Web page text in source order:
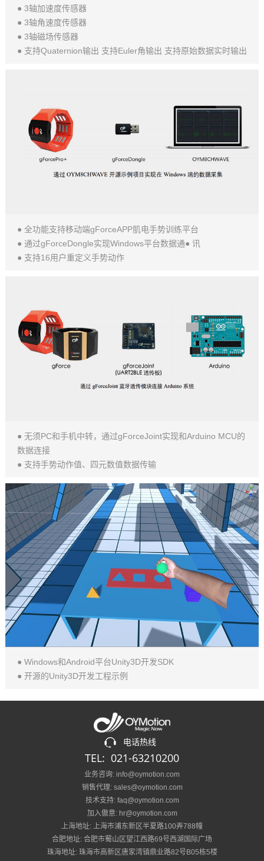
● 3轴加速度传感器
● 3轴角速度传感器
● 3轴磁场传感器
● 支持Quaternion输出 支持Euler角输出 支持原始数据实时输出
● 全功能支持移动端gForceAPP肌电手势训练平台
● 通过gForceDongle实现Windows平台数据通● 讯
● 支持16用户重定义手势动作
● 无须PC和手机中转，通过gForceJoint实现和Arduino MCU的
数据连接
● 支持手势动作值、四元数值数据传输
● Windows和Android平台Unity3D开发SDK
● 开源的Unity3D开发工程示例
电话热线
TEL: 021-63210200
业务咨询: info@oymotion.com
销售代理: sales@oymotion.com
技术支持: faq@oymotion.com
加入傲意: hr@oymotion.com
上海地址: 上海市浦东新区半夏路100弄788幢
合肥地址: 合肥市蜀山区望江西路69号西湖国际广场
珠海地址: 珠海市高新区唐家湾镇鼎业路82号B05栋5楼